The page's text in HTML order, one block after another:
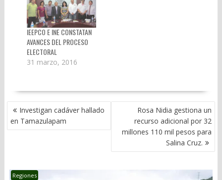
IEEPCO E INE CONSTATAN
AVANCES DEL PROCESO
ELECTORAL
31 marzo, 2016
NAVEGACIÓN
DE
ENTRADAS
Investigan cadáver hallado
en Tamazulapam
Rosa Nidia gestiona un
recurso adicional por 32
millones 110 mil pesos para
Salina Cruz.
Regiones